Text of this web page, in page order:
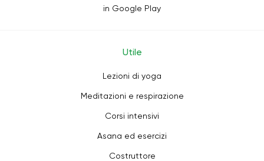
in Google Play
Utile
Lezioni di yoga
Meditazioni e respirazione
Corsi intensivi
Asana ed esercizi
Costruttore